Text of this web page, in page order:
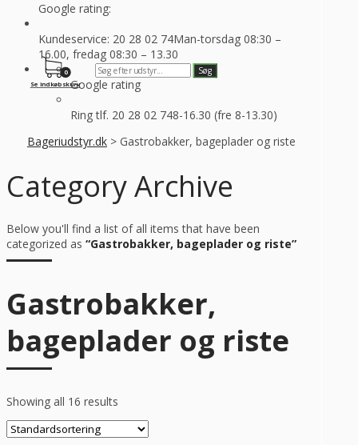
0
Se indkøbskurv
Google rating:
Kundeservice: 20 28 02 74Man-torsdag 08:30 –
16.00, fredag 08:30 – 13.30
Google rating
Ring tlf. 20 28 02 748-16.30 (fre 8-13.30)
Bageriudstyr.dk >Gastrobakker, bageplader og riste
Category Archive
Below you'll find a list of all items that have been
categorized as “Gastrobakker, bageplader og riste”
Gastrobakker,
bageplader og riste
Showing all 16 results